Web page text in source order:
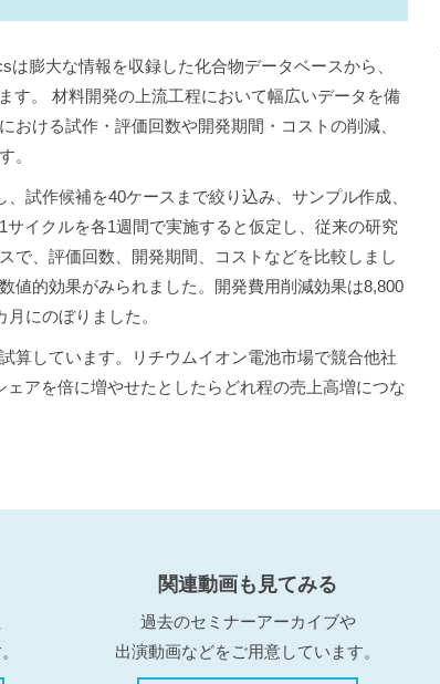
膨大な情報を収録した化合物データベースから、
す。 材料開発の上流工程において幅広いデータを備
おける試作・評価回数や開発期間・コストの削減、
。
試作候補を40ケースまで絞り込み、サンプル作成、
イクルを各1週間で実施すると仮定し、従来の研究
で、評価回数、開発期間、コストなどを比較しまし
値的効果がみられました。開発費用削減効果は8,800
にのぼりました。
算しています。リチウムイオン電池市場で競合他社
アを倍に増やせたとしたらどれ程の売上高増につな
関連動画も見てみる
過去のセミナーアーカイブや
出演動画などをご用意しています。